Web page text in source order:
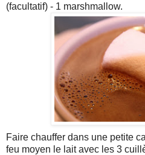
(facultatif) - 1 marshmallow.
Faire chauffer dans une petite
feu moyen le lait avec les 3